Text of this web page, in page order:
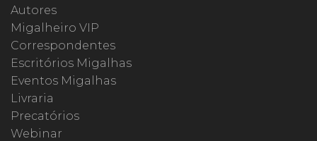
Autores
Migalheiro VIP
Correspondentes
Escritórios Migalhas
Eventos Migalhas
Livraria
Precatórios
Webinar